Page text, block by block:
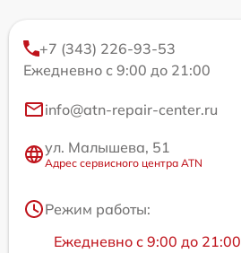
+7 (343) 226-93-53
Ежедневно с 9:00 до 21:00
info@atn-repair-center.ru
ул. Малышева, 51
Адрес сервисного центра ATN
Режим работы:
Ежедневно с 9:00 до 21:00